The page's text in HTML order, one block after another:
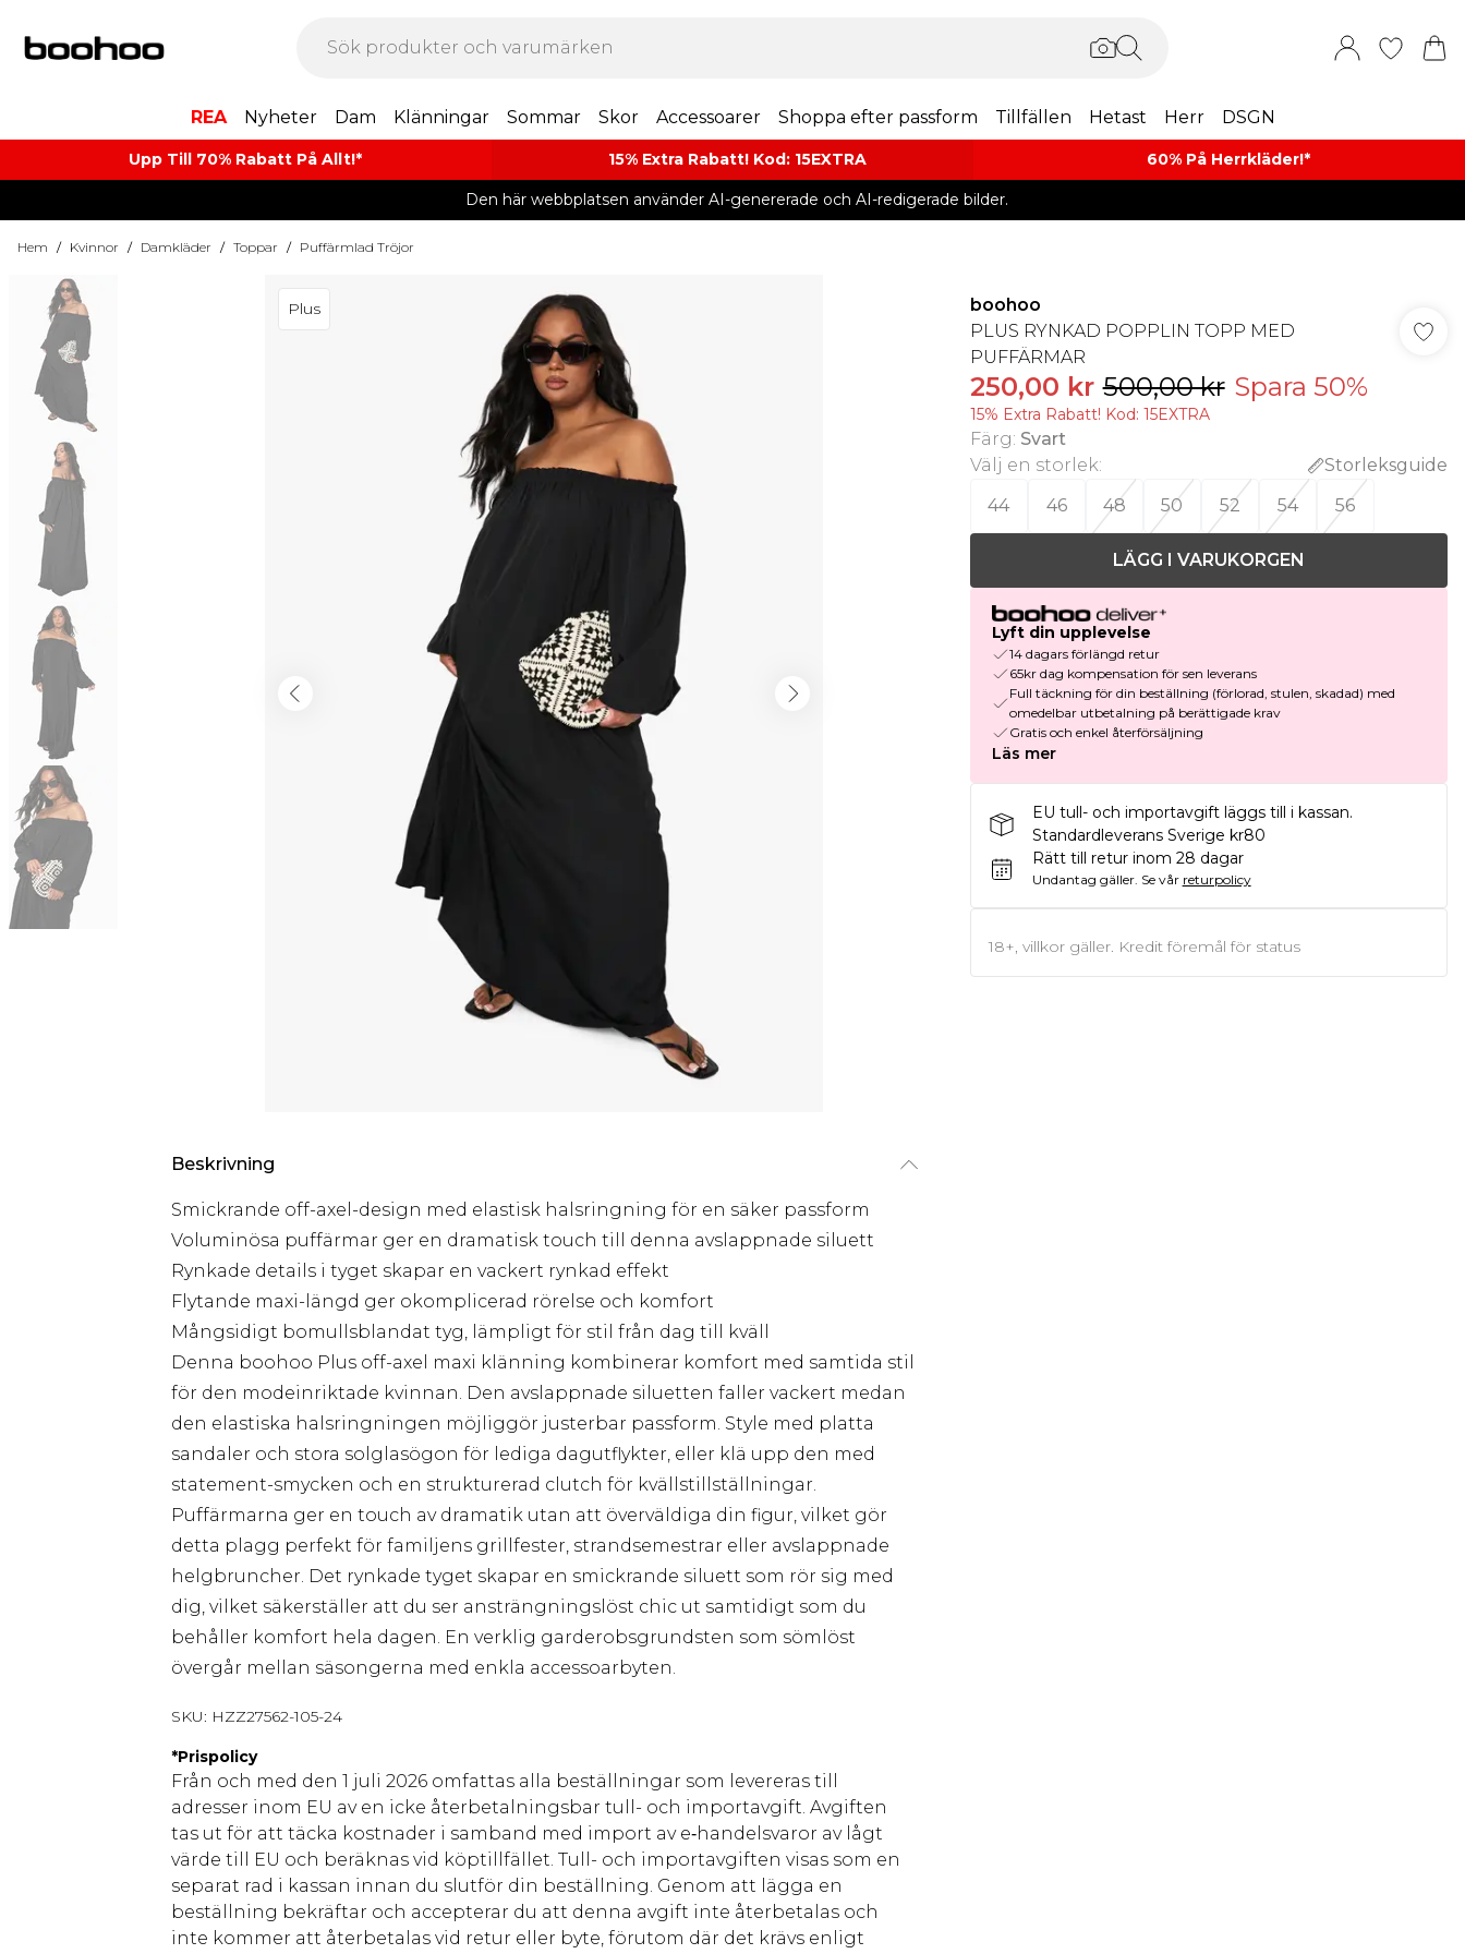
REA Nyheter Dam Klänningar Sommar Skor Accessoarer Shoppa efter passform Tillfällen Hetast Herr DSGN
Upp Till 70% Rabatt På Allt!* 15% Extra Rabatt! Kod: 15EXTRA 60% På Herrkläder!*​
Den här webbplatsen använder AI-genererade och AI-redigerade bilder.
Hem / Kvinnor / Damkläder / Toppar / Puffärmlad Tröjor
Plus
Beskrivning
Smickrande off-axel-design med elastisk halsringning för en säker passform
Voluminösa puffärmar ger en dramatisk touch till denna avslappnade siluett
Rynkade details i tyget skapar en vackert rynkad effekt
Flytande maxi-längd ger okomplicerad rörelse och komfort
Mångsidigt bomullsblandat tyg, lämpligt för stil från dag till kväll
Denna boohoo Plus off-axel maxi klänning kombinerar komfort med samtida stil
för den modeinriktade kvinnan. Den avslappnade siluetten faller vackert medan
den elastiska halsringningen möjliggör justerbar passform. Style med platta
sandaler och stora solglasögon för lediga dagutflykter, eller klä upp den med
statement-smycken och en strukturerad clutch för kvällstillställningar.
Puffärmarna ger en touch av dramatik utan att överväldiga din figur, vilket gör
detta plagg perfekt för familjens grillfester, strandsemestrar eller avslappnade
helgbruncher. Det rynkade tyget skapar en smickrande siluett som rör sig med
dig, vilket säkerställer att du ser ansträngningslöst chic ut samtidigt som du
behåller komfort hela dagen. En verklig garderobsgrundsten som sömlöst
övergår mellan säsongerna med enkla accessoarbyten.
SKU: HZZ27562-105-24
*Prispolicy
Från och med den 1 juli 2026 omfattas alla beställningar som levereras till
adresser inom EU av en icke återbetalningsbar tull- och importavgift. Avgiften
tas ut för att täcka kostnader i samband med import av e‑handelsvaror av lågt
värde till EU och beräknas vid köptillfället. Tull- och importavgiften visas som en
separat rad i kassan innan du slutför din beställning. Genom att lägga en
beställning bekräftar och accepterar du att denna avgift inte återbetalas och
inte kommer att återbetalas vid retur eller byte, förutom där det krävs enligt
boohoo
PLUS RYNKAD POPPLIN TOPP MED
PUFFÄRMAR
250,00 kr 500,00 kr Spara 50%
15% Extra Rabatt! Kod: 15EXTRA
Färg: Svart
Välj en storlek:
Storleksguide
44
46 48 50 52 54 56
LÄGG I VARUKORGEN
Lyft din upplevelse
14 dagars förlängd retur
65kr dag kompensation för sen leverans
Full täckning för din beställning (förlorad, stulen, skadad) med
omedelbar utbetalning på berättigade krav
Gratis och enkel återförsäljning
Läs mer
EU tull- och importavgift läggs till i kassan.
Standardleverans Sverige kr80
Rätt till retur inom 28 dagar
Undantag gäller. Se vår returpolicy
18+, villkor gäller. Kredit föremål för status